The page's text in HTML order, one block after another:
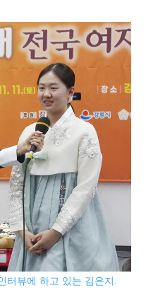
뷰에 하고 있는 김은지.